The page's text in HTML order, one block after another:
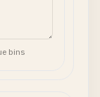
bins